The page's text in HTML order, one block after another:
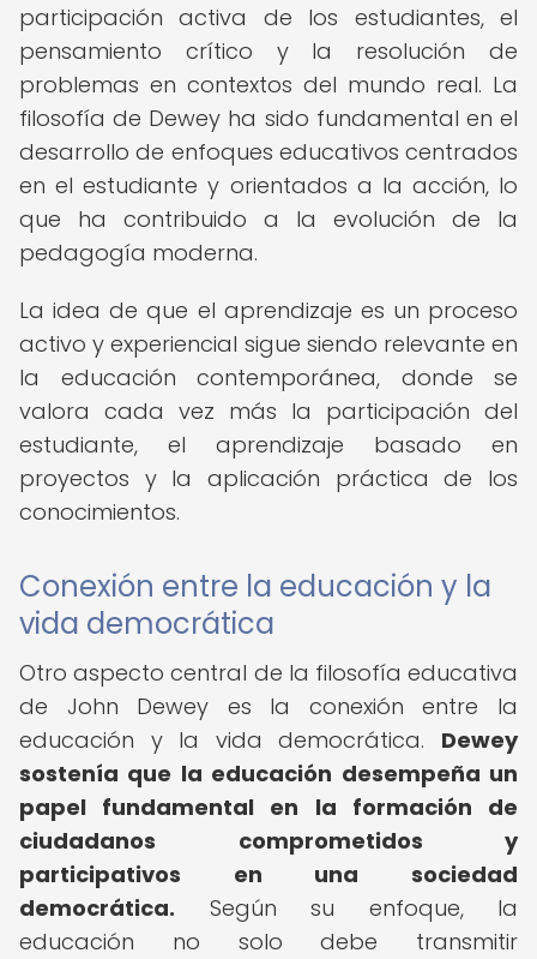
participación activa de los estudiantes, el
pensamiento crítico y la resolución de
problemas en contextos del mundo real. La
filosofía de Dewey ha sido fundamental en el
desarrollo de enfoques educativos centrados
en el estudiante y orientados a la acción, lo
que ha contribuido a la evolución de la
pedagogía moderna.
La idea de que el aprendizaje es un proceso
activo y experiencial sigue siendo relevante en
la educación contemporánea, donde se
valora cada vez más la participación del
estudiante, el aprendizaje basado en
proyectos y la aplicación práctica de los
conocimientos.
Conexión entre la educación y la
vida democrática
Otro aspecto central de la filosofía educativa
de John Dewey es la conexión entre la
educación y la vida democrática. Dewey
sostenía que la educación desempeña un
papel fundamental en la formación de
ciudadanos comprometidos y
participativos en una sociedad
democrática. Según su enfoque, la
educación no solo debe transmitir